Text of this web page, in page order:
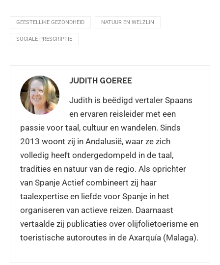
GEESTELIJKE GEZONDHEID NATUUR EN WELZIJN
SOCIALE PRESCRIPTIE
JUDITH GOEREE
Judith is beëdigd vertaler Spaans
en ervaren reisleider met een
passie voor taal, cultuur en wandelen. Sinds
2013 woont zij in Andalusië, waar ze zich
volledig heeft ondergedompeld in de taal,
tradities en natuur van de regio. Als oprichter
van Spanje Actief combineert zij haar
taalexpertise en liefde voor Spanje in het
organiseren van actieve reizen. Daarnaast
vertaalde zij publicaties over olijfolietoerisme en
toeristische autoroutes in de Axarquía (Malaga).